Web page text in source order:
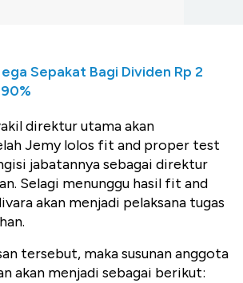
Sepakat Bagi Dividen Rp 2
direktur utama akan
Jemy lolos fit and proper test
jabatannya sebagai direktur
Selagi menunggu hasil fit and
akan menjadi pelaksana tugas
tersebut, maka susunan anggota
akan menjadi sebagai berikut: